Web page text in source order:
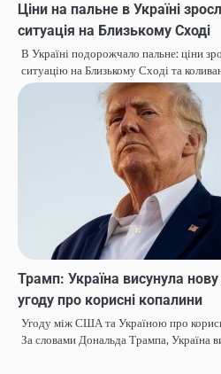
Ціни на пальне в Україні
ситуація на Близькому Сході
В Україні подорожчало пальне: ціни
ситуацію на Близькому Сході та
Трамп: Україна висунула
угоду про корисні копалини
Угоду між США та Україною про
За словами Дональда Трампа, Україна